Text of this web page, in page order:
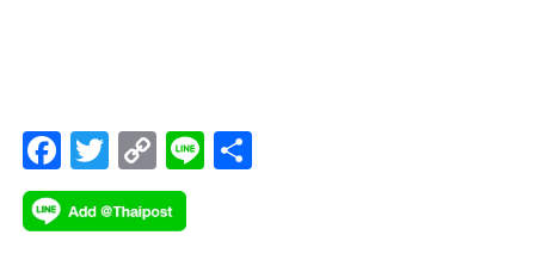
F
ac
e
T
wi
tt
C
o
p
Li